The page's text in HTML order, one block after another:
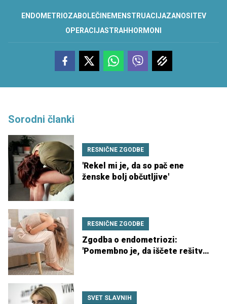
ENDOMETRIOZABOLEČINEMENSTRUACIJAZANOSITEV
OPERACIJASTRAH HORMONI
Sorodni članki
RESNIČNE ZGODBE
'Rekel mi je, da so pač ene
ženske bolj občutljive'
RESNIČNE ZGODBE
Zgodba o endometriozi:
'Pomembno je, da iščete rešitve,
SVET SLAVNIH